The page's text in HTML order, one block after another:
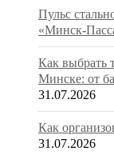
Пульс
«Минск-
Как выбрать
Минске: от
31.07.2026
Как
31.07.2026